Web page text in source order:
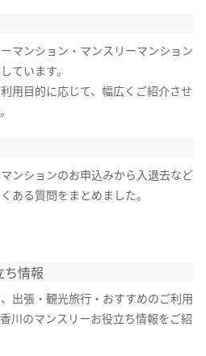
マンション・マンスリーマンション
ています。
用目的に応じて、幅広くご紹介させ
ンションのお申込みから入退去など
ある質問をまとめました。
ち情報
出張・観光旅行・おすすめのご利用
川のマンスリーお役立ち情報をご紹